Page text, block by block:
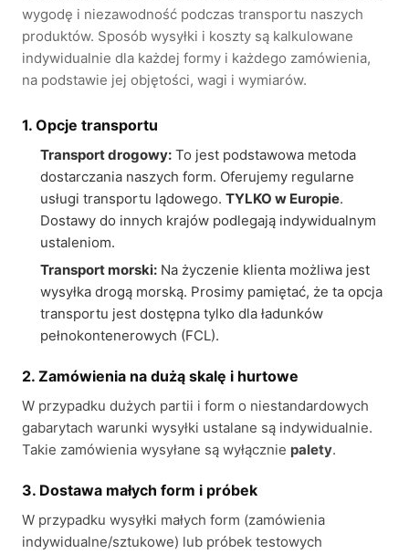
wygodę i niezawodność podczas transportu naszych
produktów. Sposób wysyłki i koszty są kalkulowane
indywidualnie dla każdej formy i każdego zamówienia,
na podstawie jej objętości, wagi i wymiarów.
1. Opcje transportu
Transport drogowy: To jest podstawowa metoda
dostarczania naszych form. Oferujemy regularne
usługi transportu lądowego. TYLKO w Europie.
Dostawy do innych krajów podlegają indywidualnym
ustaleniom.
Transport morski: Na życzenie klienta możliwa jest
wysyłka drogą morską. Prosimy pamiętać, że ta opcja
transportu jest dostępna tylko dla ładunków
pełnokontenerowych (FCL).
2. Zamówienia na dużą skalę i hurtowe
W przypadku dużych partii i form o niestandardowych
gabarytach warunki wysyłki ustalane są indywidualnie.
Takie zamówienia wysyłane są wyłącznie palety.
3. Dostawa małych form i próbek
W przypadku wysyłki małych form (zamówienia
indywidualne/sztukowe) lub próbek testowych